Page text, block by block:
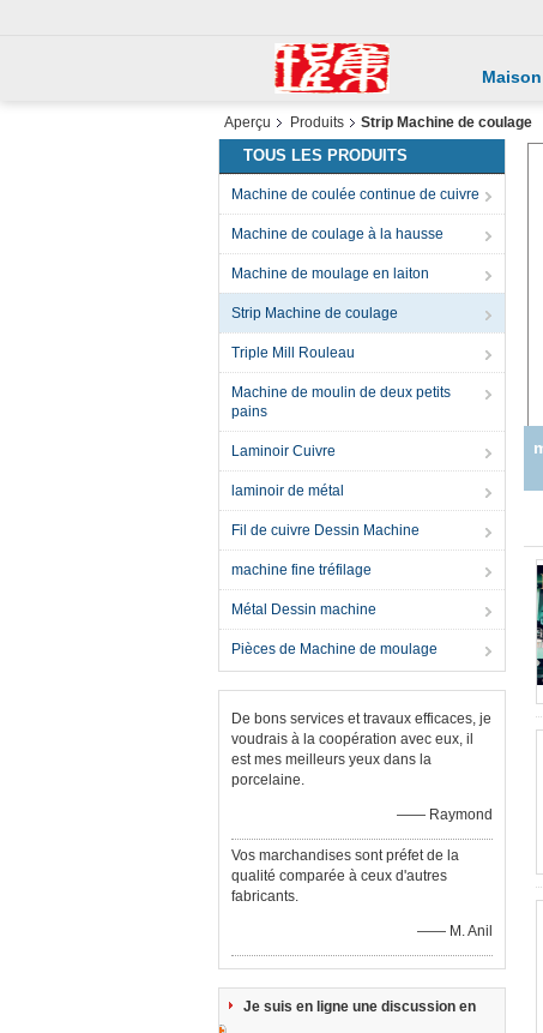
Maison
Aperçu Produits Strip Machine de coulage
TOUS LES PRODUITS
Machine de coulée continue de cuivre
Machine de coulage à la hausse
Machine de moulage en laiton
Strip Machine de coulage
Triple Mill Rouleau
Machine de moulin de deux petits
pains
Laminoir Cuivre
laminoir de métal
Fil de cuivre Dessin Machine
machine fine tréfilage
Métal Dessin machine
Pièces de Machine de moulage
De bons services et travaux efficaces, je
voudrais à la coopération avec eux, il
est mes meilleurs yeux dans la
porcelaine.
—— Raymond
Vos marchandises sont préfet de la
qualité comparée à ceux d'autres
fabricants.
—— M. Anil
Je suis en ligne une discussion en